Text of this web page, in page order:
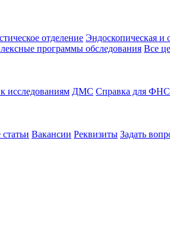
отделение Эндоскопическая и
программы обследования Все
исследованиям ДМС Справка для ФНС
Вакансии Реквизиты Задать